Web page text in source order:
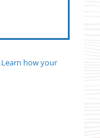
Learn how your